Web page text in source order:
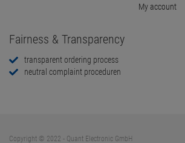
My account
Fairness & Transparency
transparent ordering process
neutral complaint proceduren
Copyright © 2022 - Quant Electronic GmbH